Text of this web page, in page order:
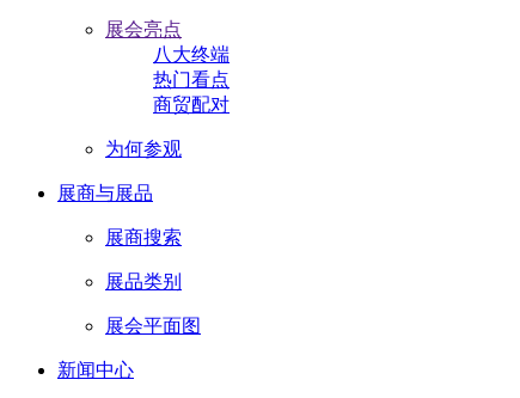
展会亮点
八大终端
热门看点
商贸配对
为何参观
展商与展品
展商搜索
展品类别
展会平面图
新闻中心